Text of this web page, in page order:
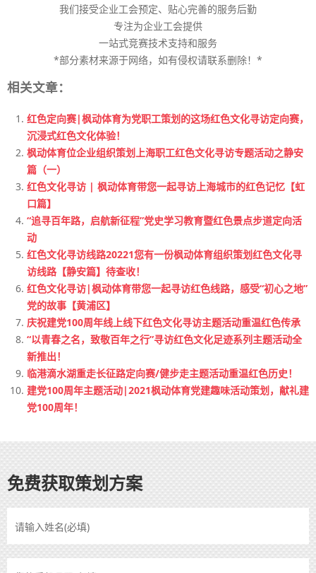
我们接受企业工会预定、贴心完善的服务后勤
专注为企业工会提供
一站式竞赛技术支持和服务
*部分素材来源于网络，如有侵权请联系删除！*
相关文章：
红色定向赛|枫动体育为党职工策划的这场红色文化寻访定向赛，
沉浸式红色文化体验！
枫动体育位企业组织策划上海职工红色文化寻访专题活动之静安
篇（一）
红色文化寻访 | 枫动体育带您一起寻访上海城市的红色记忆【虹
口篇】
“追寻百年路，启航新征程”党史学习教育暨红色景点步道定向活
动
红色文化寻访线路20221您有一份枫动体育组织策划红色文化寻
访线路【静安篇】待查收！
红色文化寻访|枫动体育带您一起寻访红色线路，感受“初心之地”
党的故事【黄浦区】
庆祝建党100周年线上线下红色文化寻访主题活动重温红色传承
“以青春之名，致敬百年之行”寻访红色文化足迹系列主题活动全
新推出！
临港滴水湖重走长征路定向赛/健步走主题活动重温红色历史！
建党100周年主题活动|2021枫动体育党建趣味活动策划，献礼建
党100周年！
免费获取策划方案